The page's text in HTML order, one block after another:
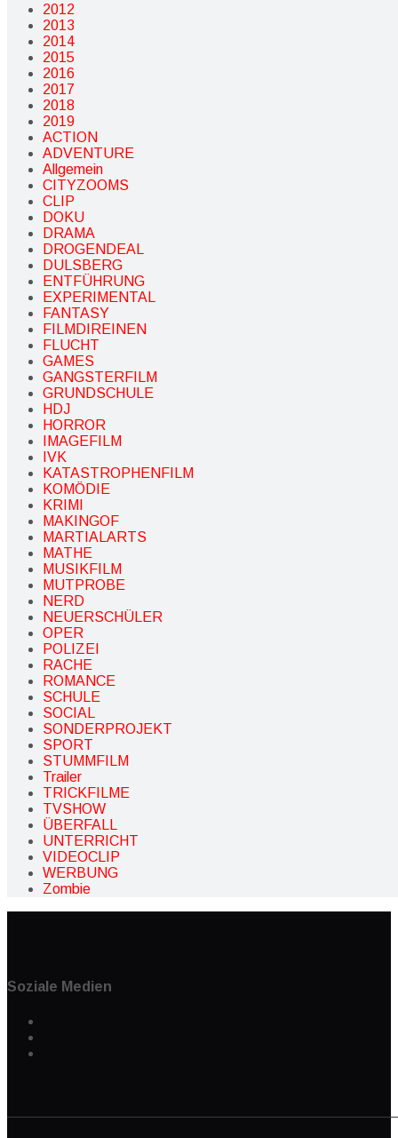
2012
2013
2014
2015
2016
2017
2018
2019
ACTION
ADVENTURE
Allgemein
CITYZOOMS
CLIP
DOKU
DRAMA
DROGENDEAL
DULSBERG
ENTFÜHRUNG
EXPERIMENTAL
FANTASY
FILMDIREINEN
FLUCHT
GAMES
GANGSTERFILM
GRUNDSCHULE
HDJ
HORROR
IMAGEFILM
IVK
KATASTROPHENFILM
KOMÖDIE
KRIMI
MAKINGOF
MARTIALARTS
MATHE
MUSIKFILM
MUTPROBE
NERD
NEUERSCHÜLER
OPER
POLIZEI
RACHE
ROMANCE
SCHULE
SOCIAL
SONDERPROJEKT
SPORT
STUMMFILM
Trailer
TRICKFILME
TVSHOW
ÜBERFALL
UNTERRICHT
VIDEOCLIP
WERBUNG
Zombie
Soziale Medien